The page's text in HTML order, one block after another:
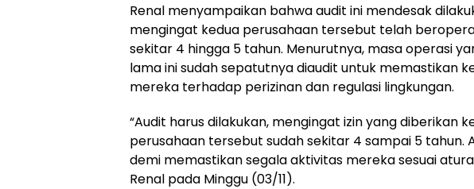
Renal menyampaikan bahwa audit ini mendesak
mengingat kedua perusahaan tersebut telah
sekitar 4 hingga 5 tahun. Menurutnya, masa operasi
lama ini sudah sepatutnya diaudit untuk memastikan
mereka terhadap perizinan dan regulasi lingkungan.
“Audit harus dilakukan, mengingat izin yang diberikan
perusahaan tersebut sudah sekitar 4 sampai 5 tahun.
demi memastikan segala aktivitas mereka sesuai
Renal pada Minggu (03/11).